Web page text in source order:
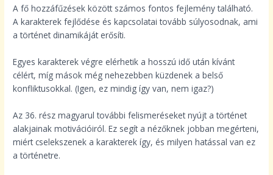
A fő hozzáfűzések között számos fontos fejlemény található.
A karakterek fejlődése és kapcsolatai tovább súlyosodnak, ami
a történet dinamikáját erősíti.
Egyes karakterek végre elérhetik a hosszú idő után kívánt
célért, míg mások még nehezebben küzdenek a belső
konfliktusokkal. (Igen, ez mindig így van, nem igaz?)
Az 36. rész magyarul további felismeréseket nyújt a történet
alakjainak motivációiról. Ez segít a nézőknek jobban megérteni,
miért cselekszenek a karakterek így, és milyen hatással van ez
a történetre.